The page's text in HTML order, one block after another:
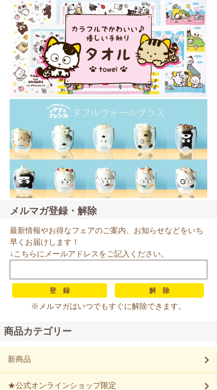
メルマガ登録・解除
最新情報やお得なフェアのご案内、お知らせなどをいち
早くお届けします！
↓こちらにメールアドレスをご記入ください。
※メルマガはいつでもすぐに解除できます。
商品カテゴリー
新商品
★公式オンラインショップ限定